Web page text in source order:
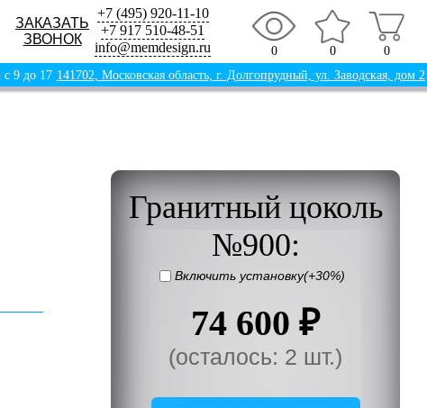
0 0 0
ЗАКАЗАТЬ
ЗВОНОК
+7 (495) 920-11-10
+7 917 510-48-51
info@memdesign.ru
с 9 до 17 141702, Московская область, г. Долгопрудный, ул. Заводская, дом 2
Гранитный цоколь
№900:
Включить установку(+30%)
74 600 ₽
(осталось: 2 шт.)